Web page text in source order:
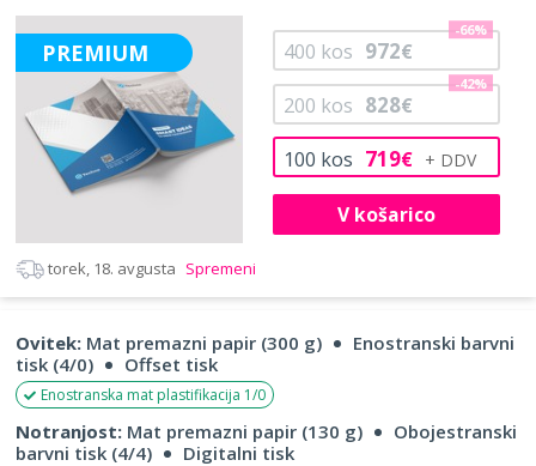
PREMIUM
100 kos 719€
200 kos 828€
-42%
400 kos 972€
-66%
V košarico
torek, 18. avgusta Spremeni
Ovitek: Mat premazni papir (300 g)
Enostranski barvni
tisk (4/0)
Offset tisk
Enostranska mat plastifikacija 1/0
Notranjost: Mat premazni papir (130 g)
Obojestranski
barvni tisk (4/4)
Digitalni tisk